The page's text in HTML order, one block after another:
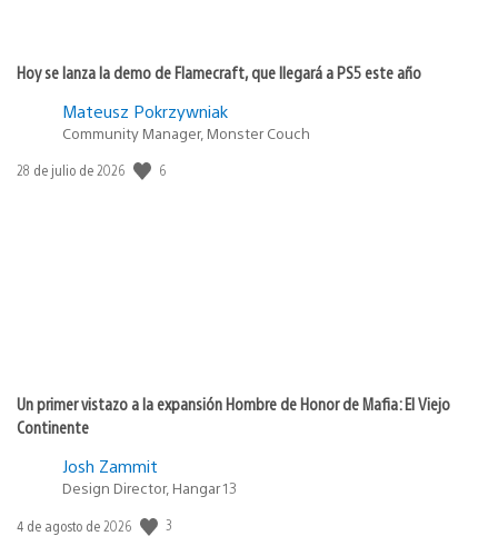
Hoy se lanza la demo de Flamecraft, que llegará a PS5 este año
Mateusz Pokrzywniak
Community Manager, Monster Couch
Fecha
28 de julio de 2026 6
Un primer vistazo a la expansión Hombre de Honor de Mafia: El Viejo
Continente
Josh Zammit
Design Director, Hangar 13
Fecha
4 de agosto de 2026 3